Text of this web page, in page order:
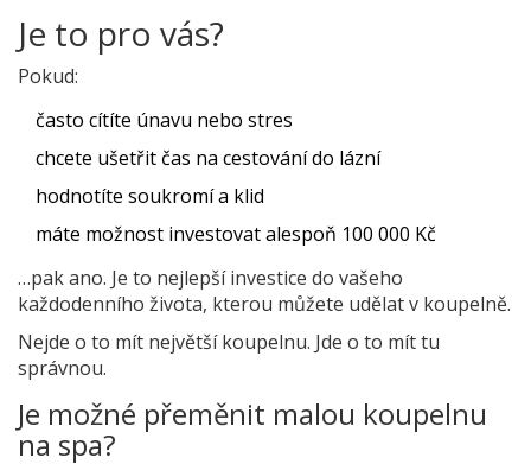
Je to pro vás?
Pokud:
často cítíte únavu nebo stres
chcete ušetřit čas na cestování do lázní
hodnotíte soukromí a klid
máte možnost investovat alespoň 100 000 Kč
…pak ano. Je to nejlepší investice do vašeho
každodenního života, kterou můžete udělat v koupelně.
Nejde o to mít největší koupelnu. Jde o to mít tu
správnou.
Je možné přeměnit malou koupelnu
na spa?